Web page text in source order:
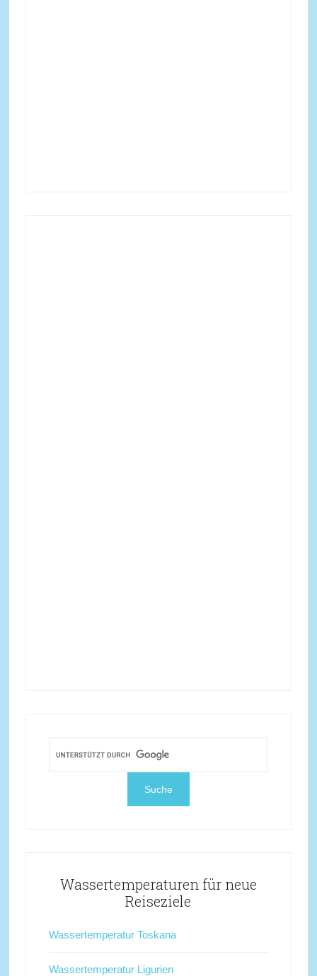
Wassertemperaturen für neue
Reiseziele
Wassertemperatur Toskana
Wassertemperatur Ligurien